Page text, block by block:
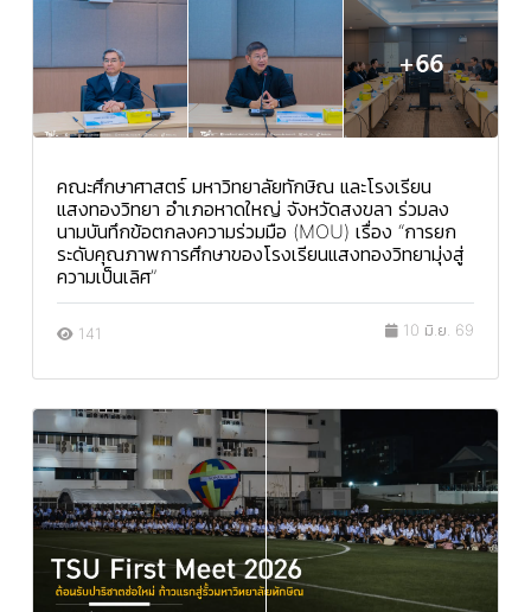
คณะศึกษาศาสตร์ มหาวิทยาลัยทักษิณ และโรงเรียน
แสงทองวิทยา อำเภอหาดใหญ่ จังหวัดสงขลา ร่วมลง
นามบันทึกข้อตกลงความร่วมมือ (MOU) เรื่อง “การยก
ระดับคุณภาพการศึกษาของโรงเรียนแสงทองวิทยามุ่งสู่
ความเป็นเลิศ”
141 10 มิ.ย. 69